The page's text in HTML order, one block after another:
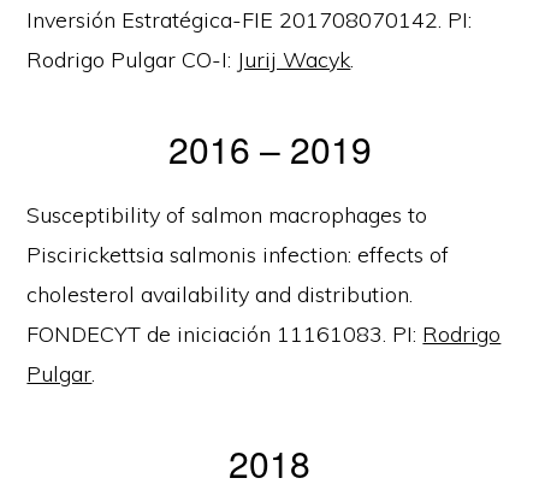
Inversión Estratégica-FIE 201708070142. PI:
Rodrigo Pulgar CO-I: Jurij Wacyk.
2016 – 2019
Susceptibility of salmon macrophages to
Piscirickettsia salmonis infection: effects of
cholesterol availability and distribution.
FONDECYT de iniciación 11161083. PI: Rodrigo
Pulgar.
2018